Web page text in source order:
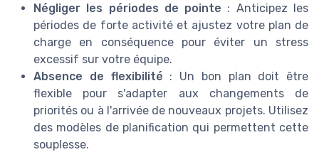
Négliger les périodes de pointe : Anticipez les
périodes de forte activité et ajustez votre plan de
charge en conséquence pour éviter un stress
excessif sur votre équipe.
Absence de flexibilité : Un bon plan doit être
flexible pour s'adapter aux changements de
priorités ou à l'arrivée de nouveaux projets. Utilisez
des modèles de planification qui permettent cette
souplesse.